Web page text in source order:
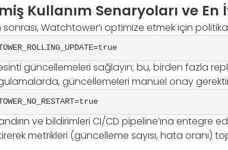
Kullanım Senaryoları ve
sonrası, Watchtower’ı optimize etmek için
güncellemeleri sağlayın; bu, birden fazla
güncellemeleri manuel onay
ve bildirimleri CI/CD pipeline’ına entegre
metrikleri (güncelleme sayısı, hata oranı)